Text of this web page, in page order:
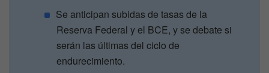
Se anticipan subidas de tasas de la
Reserva Federal y el BCE, y se debate si
serán las últimas del ciclo de
endurecimiento.